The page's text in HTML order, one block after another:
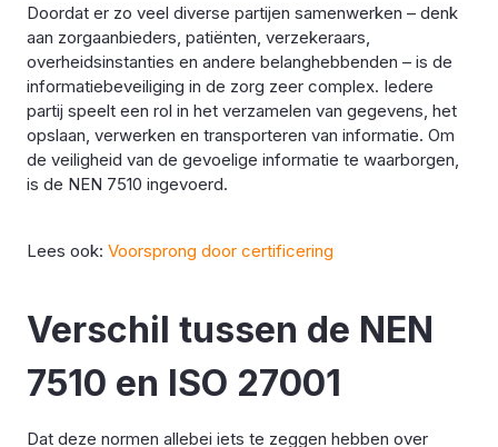
Doordat er zo veel diverse partijen samenwerken – denk
aan zorgaanbieders, patiënten, verzekeraars,
overheidsinstanties en andere belanghebbenden – is de
informatiebeveiliging in de zorg zeer complex. Iedere
partij speelt een rol in het verzamelen van gegevens, het
opslaan, verwerken en transporteren van informatie. Om
de veiligheid van de gevoelige informatie te waarborgen,
is de NEN 7510 ingevoerd.
Lees ook: Voorsprong door certificering
Verschil tussen de NEN
7510 en ISO 27001
Dat deze normen allebei iets te zeggen hebben over